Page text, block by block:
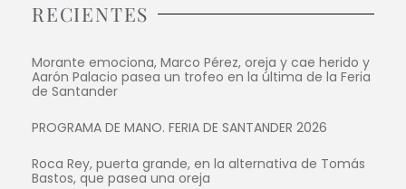
RECIENTES
Morante emociona, Marco Pérez, oreja y cae herido y
Aarón Palacio pasea un trofeo en la última de la Feria
de Santander
PROGRAMA DE MANO. FERIA DE SANTANDER 2026
Roca Rey, puerta grande, en la alternativa de Tomás
Bastos, que pasea una oreja